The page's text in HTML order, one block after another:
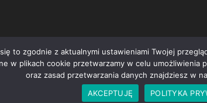
to zgodnie z aktualnymi ustawieniami Twojej
w plikach cookie przetwarzamy w celu
oraz zasad przetwarzania danych znajdziesz w
AKCEPTUJĘ
POLITYKA